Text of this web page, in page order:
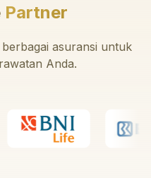
Partner
asuransi untuk
Anda.